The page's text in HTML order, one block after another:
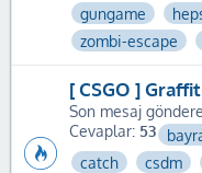
gungame
zombi-escape
[ CSGO ]
Son mesaj
Cevaplar: 53
catch
csdm